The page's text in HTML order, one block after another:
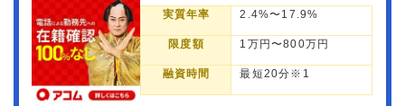
実質年率 2.4%〜17.9%
限度額 1万円〜800万円
融資時間 最短20分※1